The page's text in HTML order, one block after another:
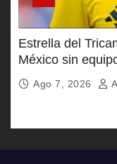
Estrella del
México sin
Ago 7, 2026